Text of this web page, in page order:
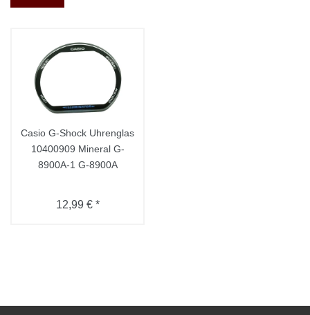
Casio G-Shock Uhrenglas
10400909 Mineral G-
8900A-1 G-8900A
12,99 € *